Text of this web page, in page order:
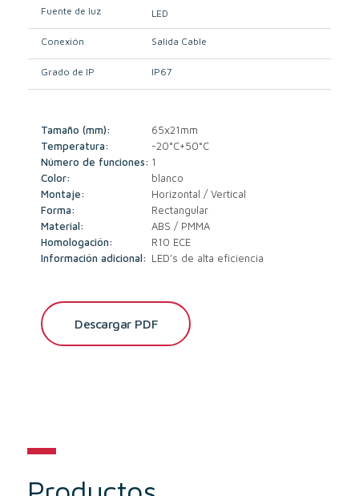
Fuente de luz LED
Conexión Salida Cable
Grado de IP IP67
Tamaño (mm):
65x21mm
Temperatura:
-20°C+50°C
Número de funciones: 1
Color:
blanco
Montaje:
Horizontal / Vertical
Forma:
Rectangular
Material:
ABS / PMMA
Homologación:
R10 ECE
Información adicional: LED’s de alta eficiencia
Descargar PDF